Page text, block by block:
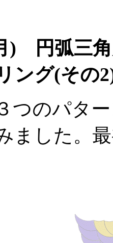
) 円弧三角
ング(その
つのパタ
ました。